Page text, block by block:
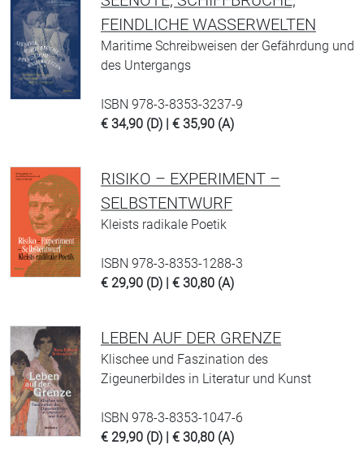
FEINDLICHE WASSERWELTEN
Maritime Schreibweisen der Gefährdung und
des Untergangs
ISBN 978-3-8353-3237-9
€ 34,90 (D) | € 35,90 (A)
RISIKO – EXPERIMENT –
SELBSTENTWURF
Kleists radikale Poetik
ISBN 978-3-8353-1288-3
€ 29,90 (D) | € 30,80 (A)
LEBEN AUF DER GRENZE
Klischee und Faszination des
Zigeunerbildes in Literatur und Kunst
ISBN 978-3-8353-1047-6
€ 29,90 (D) | € 30,80 (A)